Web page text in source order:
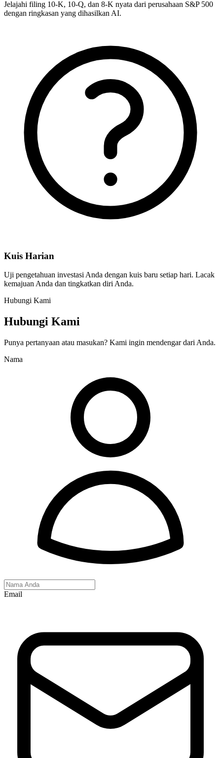
Jelajahi filing 10-K, 10-Q, dan 8-K nyata dari perusahaan S&P 500
dengan ringkasan yang dihasilkan AI.
Kuis Harian
Uji pengetahuan investasi Anda dengan kuis baru setiap hari. Lacak
kemajuan Anda dan tingkatkan diri Anda.
Hubungi Kami
Hubungi Kami
Punya pertanyaan atau masukan? Kami ingin mendengar dari Anda.
Nama
Email